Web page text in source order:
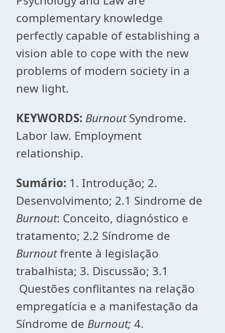
complementary knowledge
perfectly capable of establishing a
vision able to cope with the new
problems of modern society in a
new light.
KEYWORDS: BurnoutSyndrome.
Labor law. Employment
relationship.
Sumário: 1. Introdução; 2.
Desenvolvimento; 2.1 Sindrome de
Burnout: Conceito, diagnóstico e
tratamento; 2.2 Síndrome de
Burnoutfrente à legislação
trabalhista; 3. Discussão; 3.1
Questões conflitantes na relação
empregatícia e a manifestação da
Síndrome de Burnout; 4.